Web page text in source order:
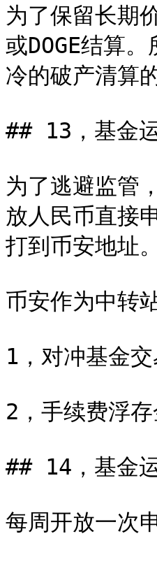
为了保留长期
或DOGE结算
冷的破产清算
## 13，基金
为了逃避监管
放人民币直接
打到币安地址。
币安作为中转
1，对冲基金
2，手续费浮
## 14，基金
每周开放一次